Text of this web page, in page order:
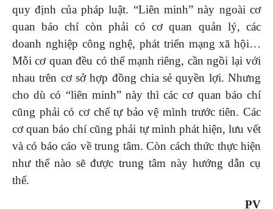
quy định của pháp luật. “Liên minh” này ngoài cơ
quan báo chí còn phải có cơ quan quản lý, các
doanh nghiệp công nghệ, phát triển mạng xã hội…
Mỗi cơ quan đều có thế mạnh riêng, cần ngồi lại với
nhau trên cơ sở hợp đồng chia sẻ quyền lợi. Nhưng
cho dù có “liên minh” này thì các cơ quan báo chí
cũng phải có cơ chế tự bảo vệ mình trước tiên. Các
cơ quan báo chí cũng phải tự mình phát hiện, lưu vết
và có báo cáo về trung tâm. Còn cách thức thực hiện
như thế nào sẽ được trung tâm này hướng dẫn cụ
thể.
PV